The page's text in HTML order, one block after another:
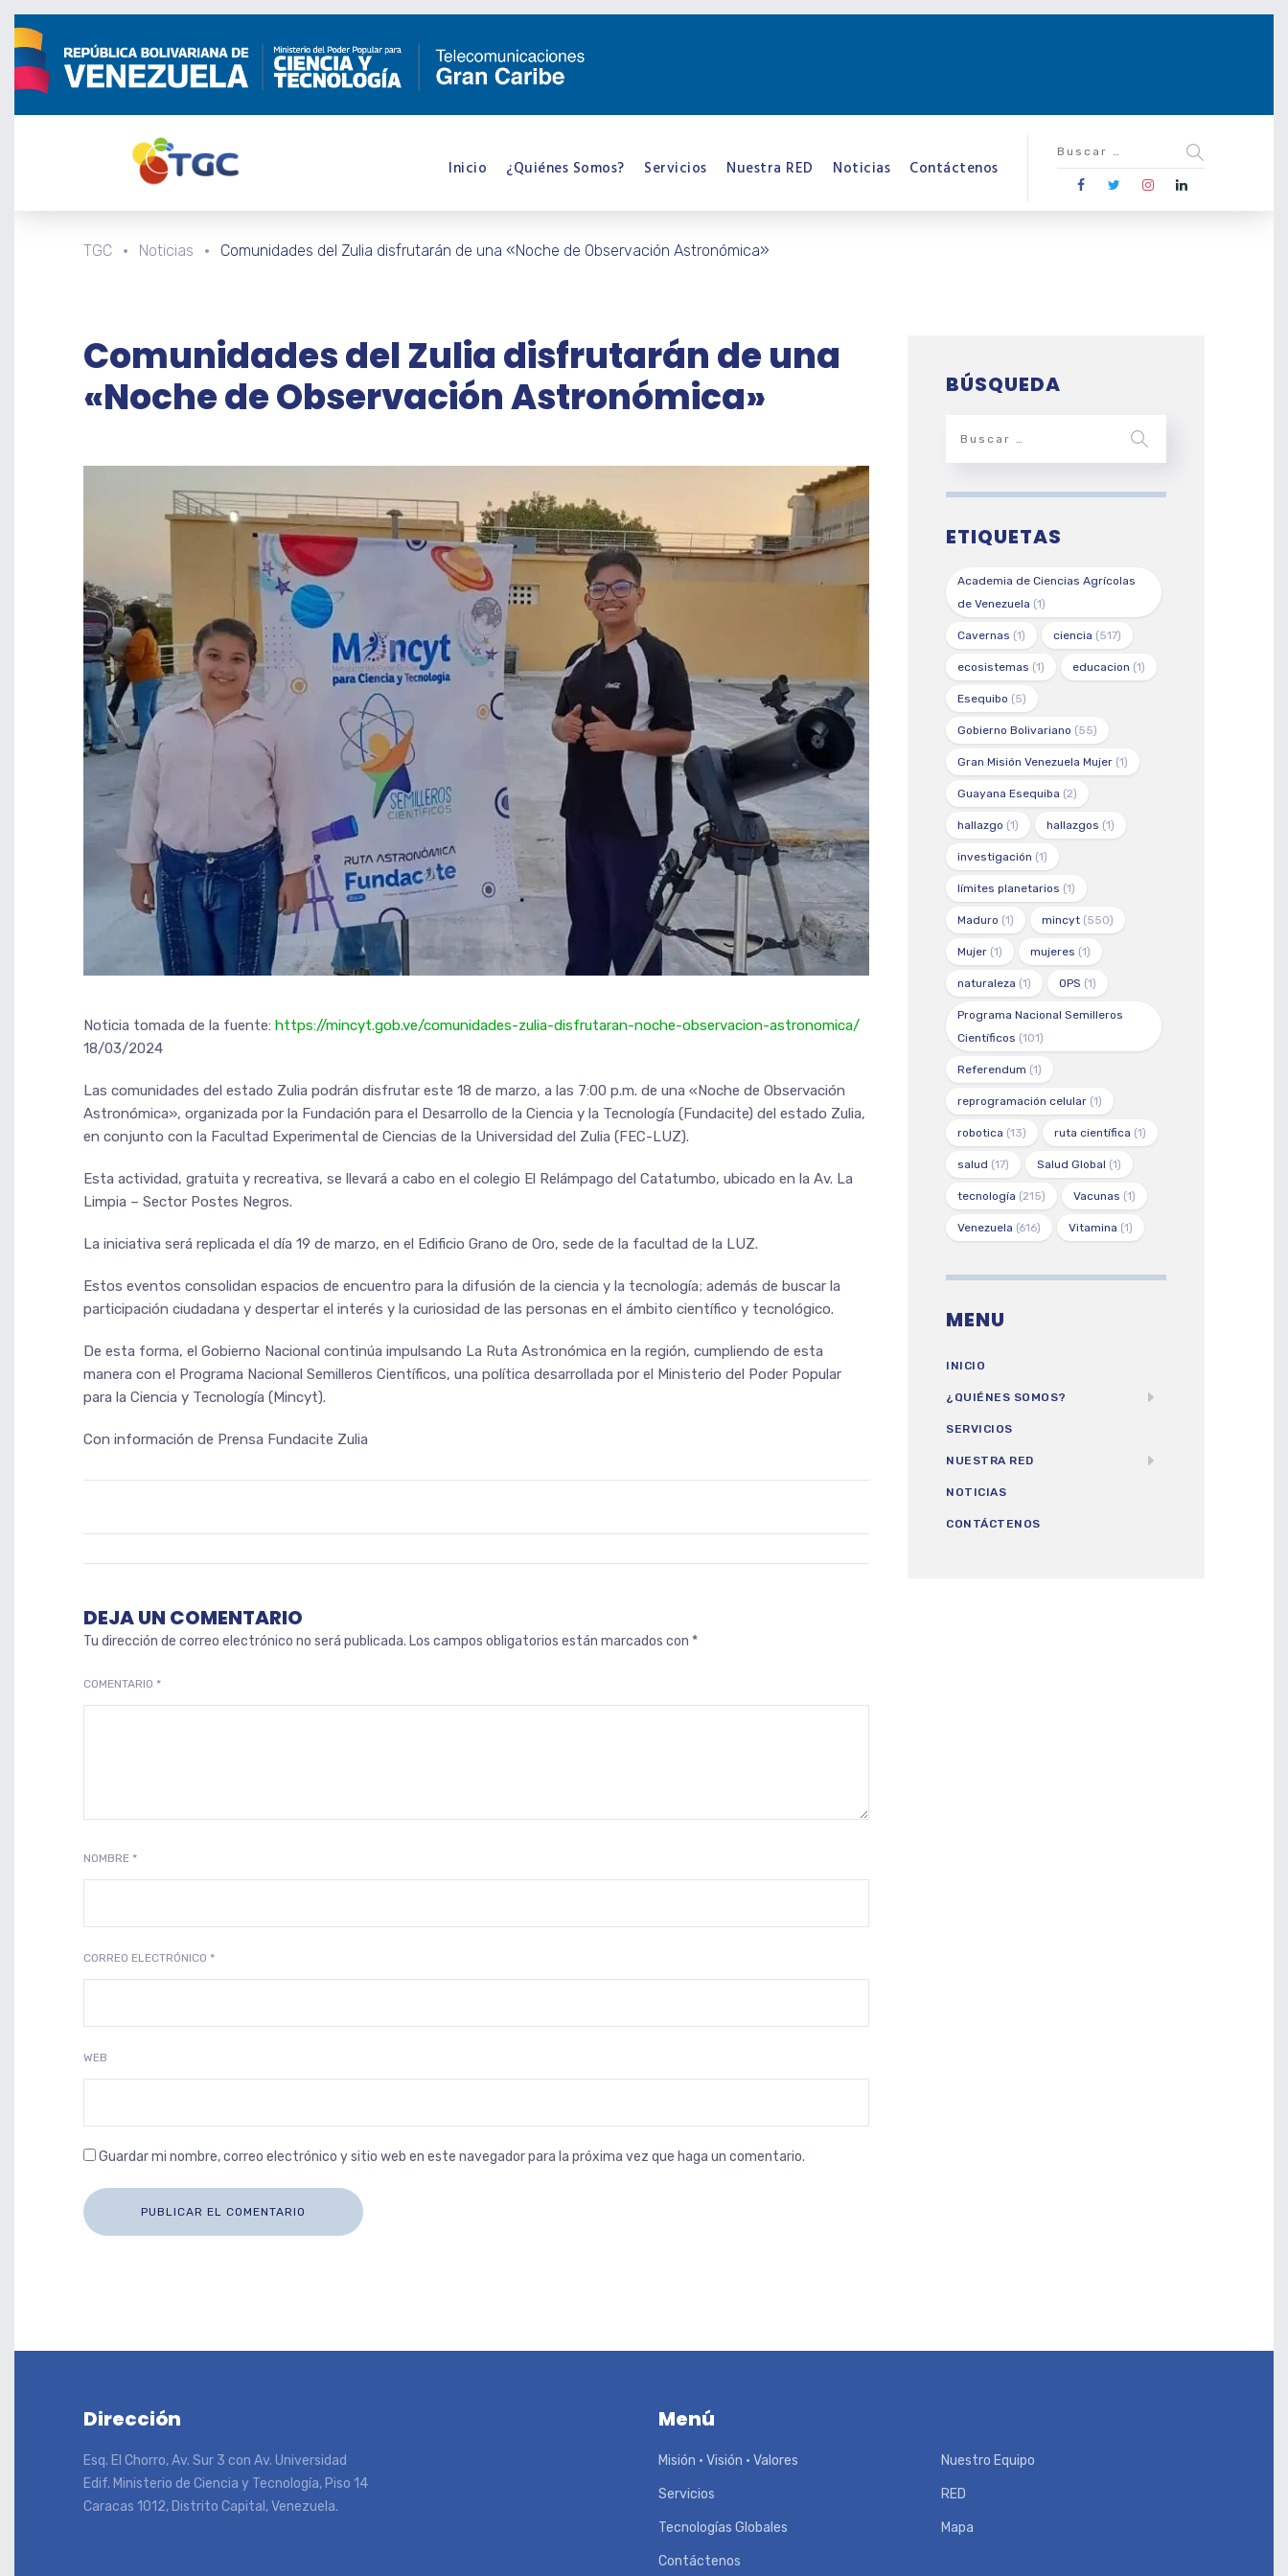
Inicio ¿Quiénes Somos? Servicios Nuestra RED Noticias Contáctenos
TGC Noticias Comunidades del Zulia disfrutarán de una «Noche de Observación Astronómica»
Comunidades del Zulia disfrutarán de una
«Noche de Observación Astronómica»
Noticia tomada de la fuente: https://mincyt.gob.ve/comunidades-zulia-disfrutaran-noche-observacion-astronomica/
18/03/2024
Las comunidades del estado Zulia podrán disfrutar este 18 de marzo, a las 7:00 p.m. de una «Noche de Observación
Astronómica», organizada por la Fundación para el Desarrollo de la Ciencia y la Tecnología (Fundacite) del estado Zulia,
en conjunto con la Facultad Experimental de Ciencias de la Universidad del Zulia (FEC-LUZ).
Esta actividad, gratuita y recreativa, se llevará a cabo en el colegio El Relámpago del Catatumbo, ubicado en la Av. La
Limpia – Sector Postes Negros.
La iniciativa será replicada el día 19 de marzo, en el Edificio Grano de Oro, sede de la facultad de la LUZ.
Estos eventos consolidan espacios de encuentro para la difusión de la ciencia y la tecnología; además de buscar la
participación ciudadana y despertar el interés y la curiosidad de las personas en el ámbito científico y tecnológico.
De esta forma, el Gobierno Nacional continúa impulsando La Ruta Astronómica en la región, cumpliendo de esta
manera con el Programa Nacional Semilleros Científicos, una política desarrollada por el Ministerio del Poder Popular
para la Ciencia y Tecnología (Mincyt).
Con información de Prensa Fundacite Zulia
DEJA UN COMENTARIO
Tu dirección de correo electrónico no será publicada. Los campos obligatorios están marcados con *
COMENTARIO *
NOMBRE *
CORREO ELECTRÓNICO *
WEB
Guardar mi nombre, correo electrónico y sitio web en este navegador para la próxima vez que haga un comentario.
BÚSQUEDA
ETIQUETAS
Academia de Ciencias Agrícolas
de Venezuela (1)
Cavernas (1) ciencia (517)
ecosistemas (1) educacion (1)
Esequibo (5)
Gobierno Bolivariano (55)
Gran Misión Venezuela Mujer (1)
Guayana Esequiba (2)
hallazgo (1) hallazgos (1)
investigación (1)
límites planetarios (1)
Maduro (1) mincyt (550)
Mujer (1) mujeres (1)
naturaleza (1) OPS (1)
Programa Nacional Semilleros
Científicos (101)
Referendum (1)
reprogramación celular (1)
robotica (13) ruta científica (1)
salud (17) Salud Global (1)
tecnología (215) Vacunas (1)
Venezuela (616) Vitamina (1)
MENU
INICIO
¿QUIÉNES SOMOS?
SERVICIOS
NUESTRA RED
NOTICIAS
CONTÁCTENOS
Dirección
Esq. El Chorro, Av. Sur 3 con Av. Universidad
Edif. Ministerio de Ciencia y Tecnología, Piso 14
Caracas 1012, Distrito Capital, Venezuela.
Menú
Misión • Visión • Valores Nuestro Equipo
Servicios RED
Tecnologías Globales Mapa
Contáctenos